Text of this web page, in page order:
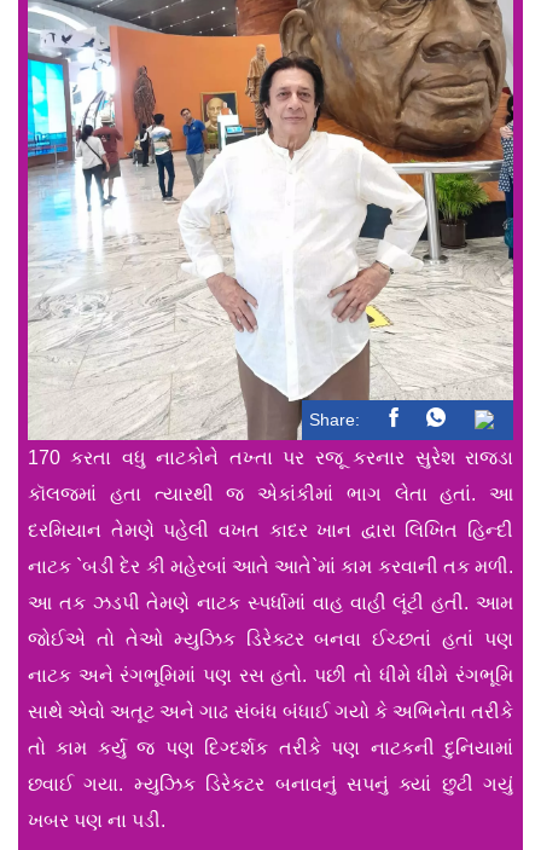
Share:
170 કરતા વધુ નાટકોને તખ્તા પર રજૂ કરનાર સુરેશ રાજડા
કૉલજમાં હતા ત્યારથી જ એકાંકીમાં ભાગ લેતા હતાં. આ
દરમિયાન તેમણે પહેલી વખત કાદર ખાન દ્વારા લિખિત હિન્દી
નાટક `બડી દેર કી મહેરબાં આતે આતે`માં કામ કરવાની તક મળી.
આ તક ઝડપી તેમણે નાટક સ્પર્ધામાં વાહ વાહી લૂંટી હતી. આમ
જોઈએ તો તેઓ મ્યુઝિક ડિરેક્ટર બનવા ઈચ્છતાં હતાં પણ
નાટક અને રંગભૂમિમાં પણ રસ હતો. પછી તો ધીમે ધીમે રંગભૂમિ
સાથે એવો અતૂટ અને ગાઢ સંબંધ બંધાઈ ગયો કે અભિનેતા તરીકે
તો કામ કર્યુ જ પણ દિગ્દર્શક તરીકે પણ નાટકની દુનિયામાં
છવાઈ ગયા. મ્યુઝિક ડિરેકટર બનાવનું સપનું ક્યાં છુટી ગયું
ખબર પણ ના પડી.